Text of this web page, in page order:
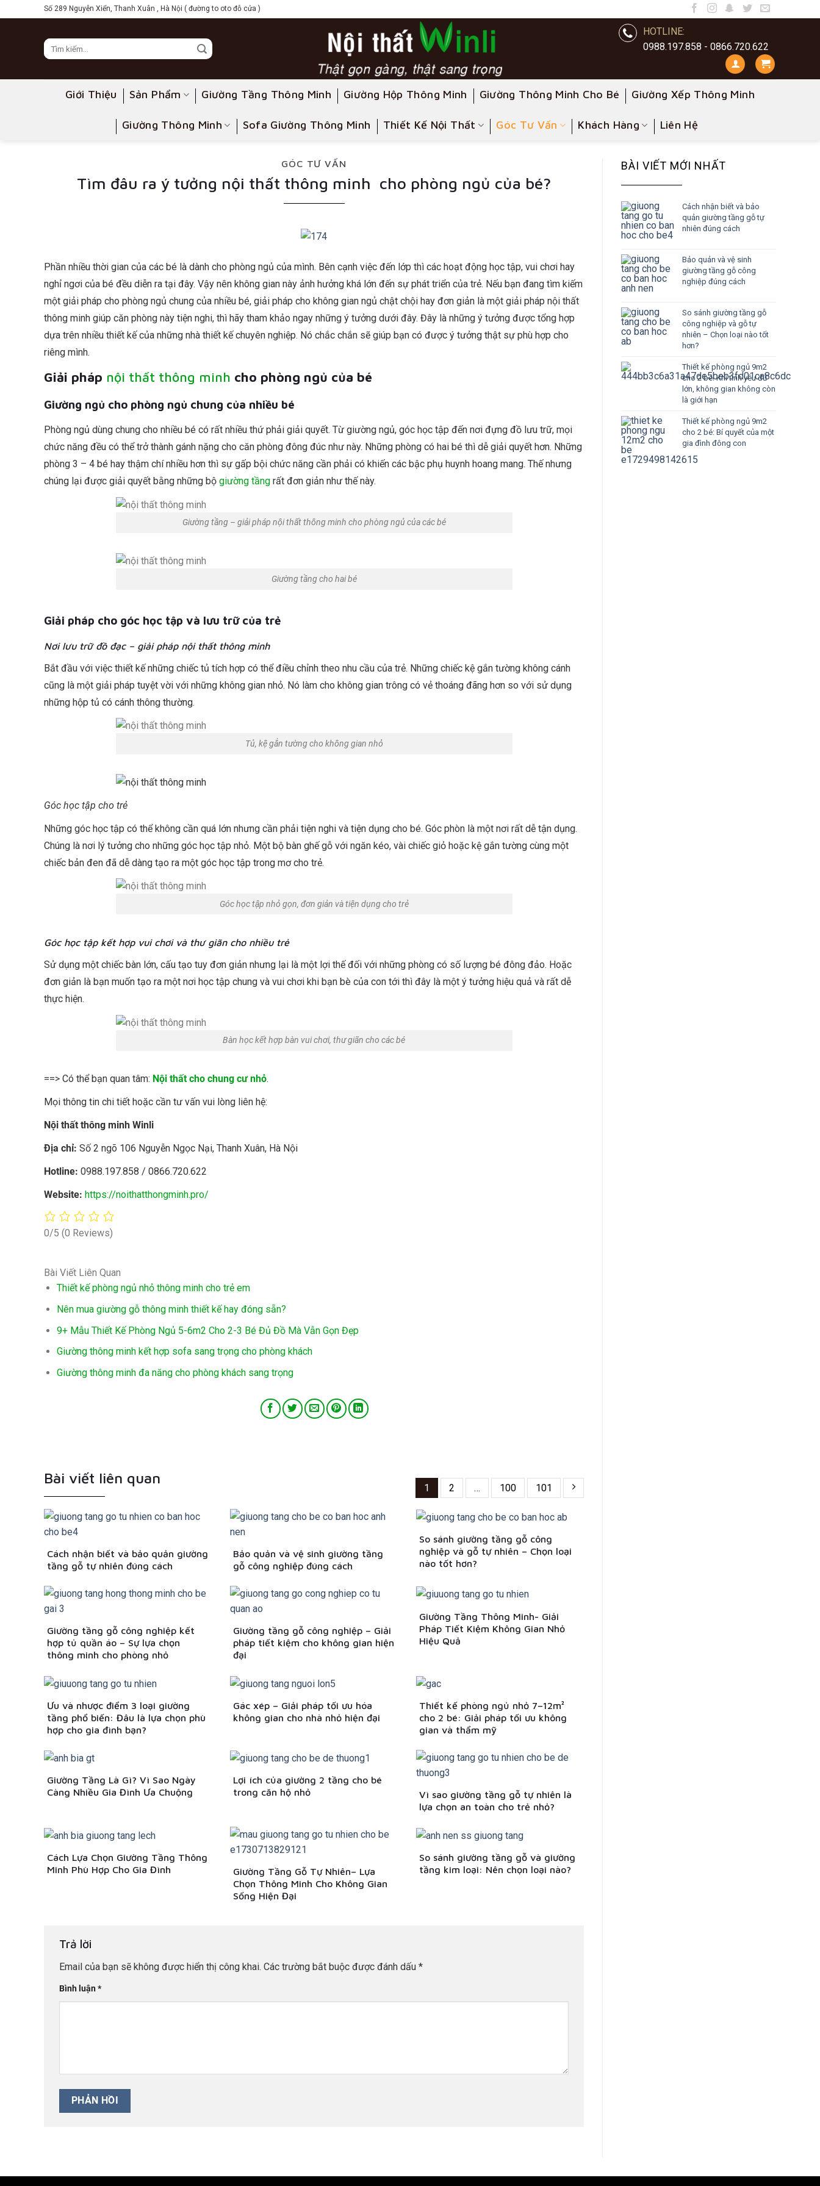
to
Số 289 Nguyễn Xiển, Thanh Xuân , Hà Nội ( đường to oto đỗ cửa )
HOTLINE:
0988.197.858 - 0866.720.622
Giới Thiệu Sản Phẩm Giường Tầng Thông Minh Giường Hộp Thông Minh Giường Thông Minh Cho Bé Giường Xếp Thông Minh
Giường Thông Minh Sofa Giường Thông Minh Thiết Kế Nội Thất Góc Tư Vấn Khách Hàng Liên Hệ
GÓC TƯ VẤN
Tìm đâu ra ý tưởng nội thất thông minh cho phòng ngủ của bé?
Phần nhiều thời gian của các bé là dành cho phòng ngủ của mình. Bên cạnh việc đến lớp thì các hoạt động học tập, vui chơi hay
nghỉ ngơi của bé đều diễn ra tại đây. Vậy nên không gian này ảnh hưởng khá lớn đến sự phát triển của trẻ. Nếu bạn đang tìm kiếm
một giải pháp cho phòng ngủ chung của nhiều bé, giải pháp cho không gian ngủ chật chội hay đơn giản là một giải pháp nội thất
thông minh giúp căn phòng này tiện nghi, thì hãy tham khảo ngay những ý tưởng dưới đây. Đây là những ý tưởng được tổng hợp
dựa trên nhiều thiết kế của những nhà thiết kế chuyên nghiệp. Nó chắc chắn sẽ giúp bạn có được ý tưởng thật sự phù hợp cho
riêng mình.
Giải pháp nội thất thông minh cho phòng ngủ của bé
Giường ngủ cho phòng ngủ chung của nhiều bé
Phòng ngủ dùng chung cho nhiều bé có rất nhiều thứ phải giải quyết. Từ giường ngủ, góc học tập đến nơi đựng đồ lưu trữ, mọi
chức năng đều có thể trở thành gánh nặng cho căn phòng đông đúc như này. Những phòng có hai bé thì dễ giải quyết hơn. Những
phòng 3 – 4 bé hay thậm chí nhiều hơn thì sự gấp bội chức năng cần phải có khiến các bậc phụ huynh hoang mang. Thế nhưng
chúng lại được giải quyết bằng những bộ giường tầng rất đơn giản như thế này.
Giường tầng – giải pháp nội thất thông minh cho phòng ngủ của các bé
Giường tầng cho hai bé
Giải pháp cho góc học tập và lưu trữ của trẻ
Nơi lưu trữ đồ đạc – giải pháp nội thất thông minh
Bắt đầu với việc thiết kế những chiếc tủ tích hợp có thể điều chỉnh theo nhu cầu của trẻ. Những chiếc kệ gắn tường không cánh
cũng là một giải pháp tuyệt vời với những không gian nhỏ. Nó làm cho không gian trông có vẻ thoáng đãng hơn so với sử dụng
những hộp tủ có cánh thông thường.
Tủ, kệ gắn tường cho không gian nhỏ
Góc học tập cho trẻ
Những góc học tập có thể không cần quá lớn nhưng cần phải tiện nghi và tiện dụng cho bé. Góc phòn là một nơi rất dễ tận dụng.
Chúng là nơi lý tưởng cho những góc học tập nhỏ. Một bộ bàn ghế gỗ với ngăn kéo, vài chiếc giỏ hoặc kệ gắn tường cùng một
chiếc bản đen đã dễ dàng tạo ra một góc học tập trong mơ cho trẻ.
Góc học tập nhỏ gọn, đơn giản và tiện dụng cho trẻ
Góc học tập kết hợp vui chơi và thư giãn cho nhiều trẻ
Sử dụng một chiếc bàn lớn, cấu tạo tuy đơn giản nhưng lại là một lợi thế đối với những phòng có số lượng bé đông đảo. Hoặc
đơn giản là bạn muốn tạo ra một nơi học tập chung và vui chơi khi bạn bè của con tới thì đây là một ý tưởng hiệu quả và rất dễ
thực hiện.
Bàn học kết hợp bàn vui chơi, thư giãn cho các bé
==> Có thể bạn quan tâm: Nội thất cho chung cư nhỏ.
Mọi thông tin chi tiết hoặc cần tư vấn vui lòng liên hệ:
Nội thất thông minh Winli
Địa chỉ: Số 2 ngõ 106 Nguyễn Ngọc Nại, Thanh Xuân, Hà Nội
Hotline: 0988.197.858 / 0866.720.622
Website: https://noithatthongminh.pro/
0/5 (0 Reviews)
Bài Viết Liên Quan
Thiết kế phòng ngủ nhỏ thông minh cho trẻ em
Nên mua giường gỗ thông minh thiết kế hay đóng sẵn?
9+ Mẫu Thiết Kế Phòng Ngủ 5-6m2 Cho 2-3 Bé Đủ Đồ Mà Vẫn Gọn Đẹp
Giường thông minh kết hợp sofa sang trọng cho phòng khách
Giường thông minh đa năng cho phòng khách sang trọng
Bài viết liên quan
1 2 … 100 101
Cách nhận biết và bảo quản giường
tầng gỗ tự nhiên đúng cách
Bảo quản và vệ sinh giường tầng
gỗ công nghiệp đúng cách
So sánh giường tầng gỗ công
nghiệp và gỗ tự nhiên – Chọn loại
nào tốt hơn?
Giường tầng gỗ công nghiệp kết
hợp tủ quần áo – Sự lựa chọn
thông minh cho phòng nhỏ
Giường tầng gỗ công nghiệp – Giải
pháp tiết kiệm cho không gian hiện
đại
Giường Tầng Thông Minh- Giải
Pháp Tiết Kiệm Không Gian Nhỏ
Hiệu Quả
Ưu và nhược điểm 3 loại giường
tầng phổ biến: Đâu là lựa chọn phù
hợp cho gia đình bạn?
Gác xép – Giải pháp tối ưu hóa
không gian cho nhà nhỏ hiện đại
Thiết kế phòng ngủ nhỏ 7–12m²
cho 2 bé: Giải pháp tối ưu không
gian và thẩm mỹ
Giường Tầng Là Gì? Vì Sao Ngày
Càng Nhiều Gia Đình Ưa Chuộng
Lợi ích của giường 2 tầng cho bé
trong căn hộ nhỏ
Vì sao giường tầng gỗ tự nhiên là
lựa chọn an toàn cho trẻ nhỏ?
Cách Lựa Chọn Giường Tầng Thông
Minh Phù Hợp Cho Gia Đình
Giường Tầng Gỗ Tự Nhiên– Lựa
Chọn Thông Minh Cho Không Gian
Sống Hiện Đại
So sánh giường tầng gỗ và giường
tầng kim loại: Nên chọn loại nào?
Trả lời
Email của bạn sẽ không được hiển thị công khai. Các trường bắt buộc được đánh dấu *
Bình luận*
BÀI VIẾT MỚI NHẤT
Cách nhận biết và bảo
quản giường tầng gỗ tự
nhiên đúng cách
Bảo quản và vệ sinh
giường tầng gỗ công
nghiệp đúng cách
So sánh giường tầng gỗ
công nghiệp và gỗ tự
nhiên – Chọn loại nào tốt
hơn?
Thiết kế phòng ngủ 9m2
cho 2 bé: Khi tình yêu đủ
lớn, không gian không còn
là giới hạn
Thiết kế phòng ngủ 9m2
cho 2 bé: Bí quyết của một
gia đình đông con